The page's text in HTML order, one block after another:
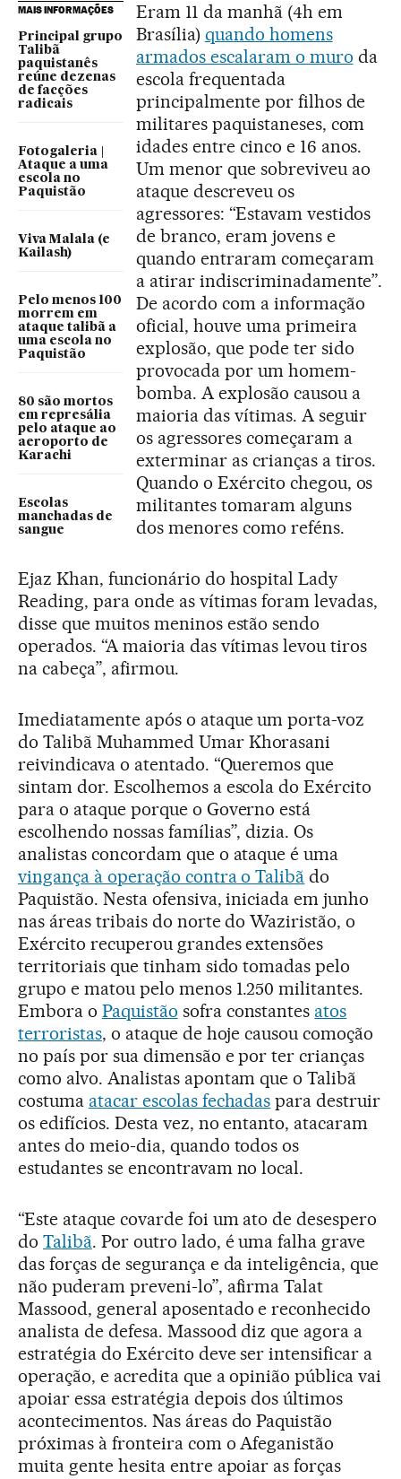
MAIS INFORMAÇÕES
Principal grupo
Talibã
paquistanês
reúne dezenas
de facções
radicais
Fotogaleria |
Ataque a uma
escola no
Paquistão
Viva Malala (e
Kailash)
Pelo menos 100
morrem em
ataque talibã a
uma escola no
Paquistão
80 são mortos
em represália
pelo ataque ao
aeroporto de
Karachi
Escolas
manchadas de
sangue
Eram 11 da manhã (4h em
Brasília) quando homens
armados escalaram o muro da
escola frequentada
principalmente por filhos de
militares paquistaneses, com
idades entre cinco e 16 anos.
Um menor que sobreviveu ao
ataque descreveu os
agressores: “Estavam vestidos
de branco, eram jovens e
quando entraram começaram
a atirar indiscriminadamente”.
De acordo com a informação
oficial, houve uma primeira
explosão, que pode ter sido
provocada por um homem-
bomba. A explosão causou a
maioria das vítimas. A seguir
os agressores começaram a
exterminar as crianças a tiros.
Quando o Exército chegou, os
militantes tomaram alguns
dos menores como reféns.
Ejaz Khan, funcionário do hospital Lady
Reading, para onde as vítimas foram levadas,
disse que muitos meninos estão sendo
operados. “A maioria das vítimas levou tiros
na cabeça”, afirmou.
Imediatamente após o ataque um porta-voz
do Talibã Muhammed Umar Khorasani
reivindicava o atentado. “Queremos que
sintam dor. Escolhemos a escola do Exército
para o ataque porque o Governo está
escolhendo nossas famílias”, dizia. Os
analistas concordam que o ataque é uma
vingança à operação contra o Talibã do
Paquistão. Nesta ofensiva, iniciada em junho
nas áreas tribais do norte do Waziristão, o
Exército recuperou grandes extensões
territoriais que tinham sido tomadas pelo
grupo e matou pelo menos 1.250 militantes.
Embora o Paquistão sofra constantes atos
terroristas, o ataque de hoje causou comoção
no país por sua dimensão e por ter crianças
como alvo. Analistas apontam que o Talibã
costuma atacar escolas fechadas para destruir
os edifícios. Desta vez, no entanto, atacaram
antes do meio-dia, quando todos os
estudantes se encontravam no local.
“Este ataque covarde foi um ato de desespero
do Talibã. Por outro lado, é uma falha grave
das forças de segurança e da inteligência, que
não puderam preveni-lo”, afirma Talat
Massood, general aposentado e reconhecido
analista de defesa. Massood diz que agora a
estratégia do Exército deve ser intensificar a
operação, e acredita que a opinião pública vai
apoiar essa estratégia depois dos últimos
acontecimentos. Nas áreas do Paquistão
próximas à fronteira com o Afeganistão
muita gente hesita entre apoiar as forças